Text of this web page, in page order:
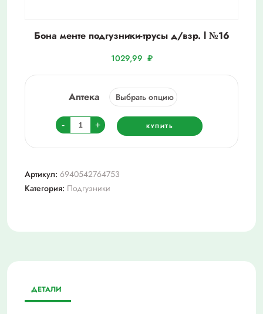
Бона менте подгузники-трусы д/взр. l №16
1029,99 ₽
Аптека
-
Количество
товара
Бона
подгузники-
трусы
l
+ КУПИТЬ
Артикул: 6940542764753
Категория: Подгузники
ДЕТАЛИ